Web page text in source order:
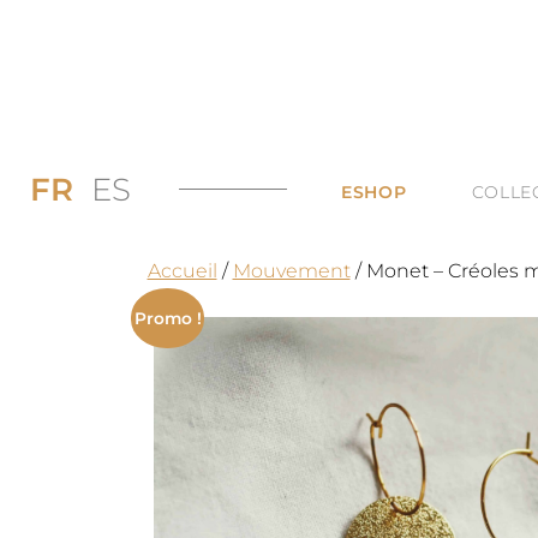
FR ES ESHOP
LES BOUCLES
LES BRACELETS
TOUTES LES
Accueil / Mouvement/ Monet – Créoles
Promo !